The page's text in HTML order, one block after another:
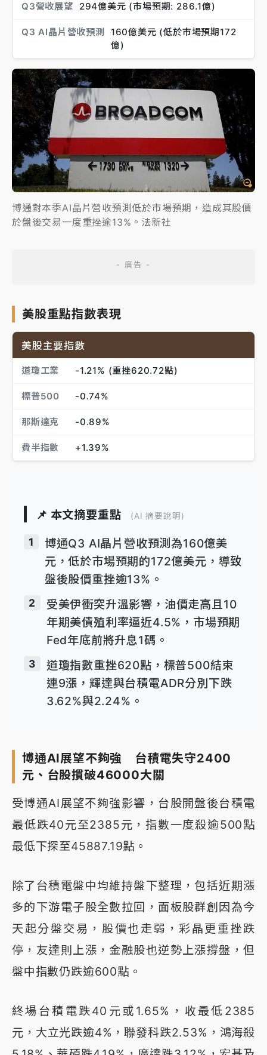
Q3營收展望 294億美元 (市場預期: 286.1億)
Q3 AI晶片營收預測
160億美元 (低於市場預期172
億)
博通對本季AI晶片營收預測低於市場預期，造成其股價
於盤後交易一度重挫逾13%。法新社
美股重點指數表現
美股主要指數
道瓊工業 -1.21% (重挫620.72點)
標普500 -0.74%
那斯達克 -0.89%
費半指數 +1.39%
📌 本文摘要重點 (AI 摘要說明)
1
博通Q3 AI晶片營收預測為160億美
元，低於市場預期的172億美元，導致
盤後股價重挫逾13%。
2
受美伊衝突升溫影響，油價走高且10
年期美債殖利率逼近4.5%，市場預期
Fed年底前將升息1碼。
3
道瓊指數重挫620點，標普500結束
連9漲，輝達與台積電ADR分別下跌
3.62%與2.24%。
博通AI展望不夠強 台積電失守2400
元、台股摜破46000大關
受博通AI展望不夠強影響，台股開盤後台積電
最低跌40元至2385元，指數一度殺逾500點
最低下探至45887.19點。
除了台積電盤中均維持盤下整理，包括近期漲
多的下游電子股全數拉回，面板股群創因為今
天起分盤交易，股價也走弱，彩晶更重挫跌
停，友達則上漲，金融股也逆勢上漲撐盤，但
盤中指數仍跌逾600點。
終場台積電跌40元或1.65%，收最低2385
元，大立光跌逾4%，聯發科跌2.53%，鴻海殺